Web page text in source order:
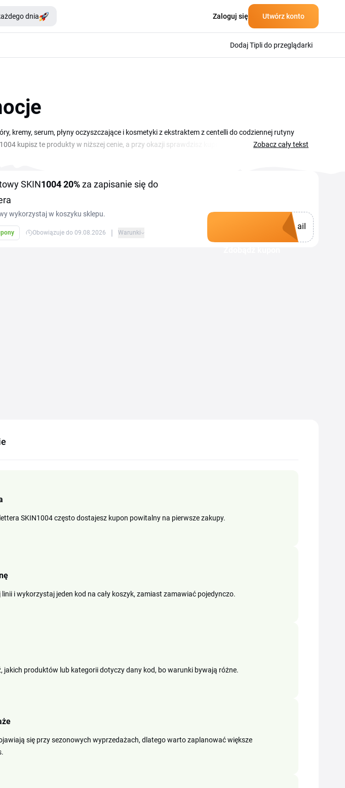
dnia Zaloguj się Utwórz konto
Dodaj Tipli do przeglądarki
kremy, serum, płyny oczyszczające i kosmetyki z ekstraktem z centelli do codziennej rutyny
kupisz te produkty w niższej cenie, a przy okazji sprawdzisz kupony i promocje zebrane w tym
kodów rabatowych znajdziesz na tej stronie.
Zobacz cały tekst
SKIN100420%za zapisanie się do
wykorzystaj w koszyku sklepu.
Obowiązuje do 09.08.2026 | Warunki
ail
SKIN1004 często dostajesz kupon powitalny na pierwsze zakupy.
i wykorzystaj jeden kod na cały koszyk, zamiast zamawiać pojedynczo.
jakich produktów lub kategorii dotyczy dany kod, bo warunki bywają różne.
się przy sezonowych wyprzedażach, dlatego warto zaplanować większe